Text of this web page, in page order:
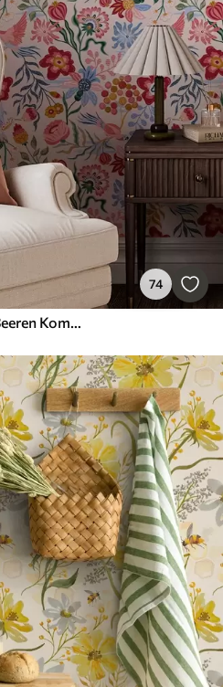
74
Tapeten Helle Blumen und Beeren Komposition mit Papageien